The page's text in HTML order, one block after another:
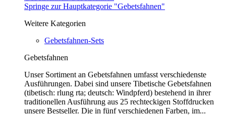
Springe zur Hauptkategorie "Gebetsfahnen"
Weitere Kategorien
Gebetsfahnen-Sets
Gebetsfahnen
Unser Sortiment an Gebetsfahnen umfasst verschiedenste
Ausführungen. Dabei sind unsere Tibetische Gebetsfahnen
(tibetisch: rlung rta; deutsch: Windpferd) bestehend in ihrer
traditionellen Ausführung aus 25 rechteckigen Stoffdrucken
unsere Bestseller. Die in fünf verschiedenen Farben, im...